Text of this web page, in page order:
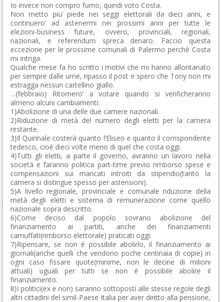
Io invece non compro fumo, quindi voto Costa.
Non metto piu’ piede nei seggi elettorali da dieci anni, e
continuero’ ad astenermi nei prossimi anni per tutte le
elezioni-business future, ovvero, provinciali, regionali,
nazionali, e referendum spreca denaro. Faccio questa
eccezione per le prossime comunali di Palermo perchè Costa
mi intriga.
Qualche mese fa ho scritto i motivi che mi hanno allontanato
per sempre dalle urne, ripasso il post e spero che Tony non mi
estragga nessun cartellino giallo.
…(febbraio) Ritornero’ a votare quando si verificheranno
almeno alcuni cambiamenti:
1)Abolizione di una delle due camere nazionali.
2)Riduzione di metà del numero degli eletti per la camera
restante.
3)Il Quirinale costerà quanto l’Eliseo e quanto il corrispondente
tedesco, cioè dieci volte meno di quel che costa oggi.
4)Tutti gli eletti, a parte il governo, avranno un lavoro nella
società e faranno politica part-time previo rimborso spese e
compensazioni sui mancati introiti da stipendio(tanto la
camera si distingue spesso per astensioni).
5)A livello regionale, provinciale e comunale riduzione della
metà degli eletti e sistema di remunerazione come quello
nazionale sopra descritto.
6)Come deciso dal popolo sovrano abolizione del
finanziamento ai partiti, anche dei finanziamenti
camuffati(rimborso elettorale) praticati oggi.
7)Ripensare, se non é possibile abolirlo, il finanziamento ai
giornali(anche quelli che vendono poche centinaia di copie) in
ogni caso fissare quote(minime, non le decine di milioni
attuali) uguali per tutti se non é possibile abolire il
finanziamento.
8)I politici(ex e non) saranno sottoposti alle stesse regole degli
altri cittadini del simil-Paese Italia per aver diritto alla pensione,